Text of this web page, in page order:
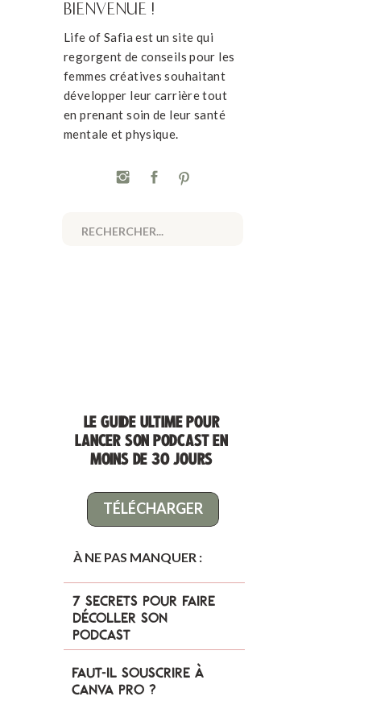
faut-il souscrire à
canva pro ?
7 secrets pour faire
décoller son
podcast
À NE PAS MANQUER :
BIENVENUE !
Search
Life of Safia est un site qui
regorgent de conseils pour les
femmes créatives souhaitant
développer leur carrière tout
en prenant soin de leur santé
mentale et physique.
LE GUIDE ULTIME POUR
LANCER SON PODCAST EN
MOINS DE 30 JOURS
TÉLÉCHARGER